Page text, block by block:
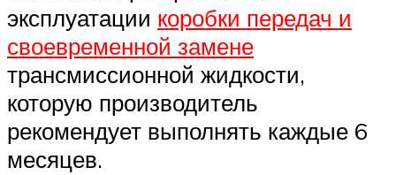
эксплуатации коробки передач и
своевременной замене
трансмиссионной жидкости,
которую производитель
рекомендует выполнять каждые 6
месяцев.